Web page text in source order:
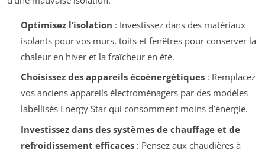
Optimisez l’isolation : Investissez dans des matériaux
isolants pour vos murs, toits et fenêtres pour conserver la
chaleur en hiver et la fraîcheur en été.
Choisissez des appareils écoénergétiques: Remplacez
vos anciens appareils électroménagers par des modèles
labellisés Energy Star qui consomment moins d’énergie.
Investissez dans des systèmes de chauffage et de
refroidissement efficaces: Pensez aux chaudières à